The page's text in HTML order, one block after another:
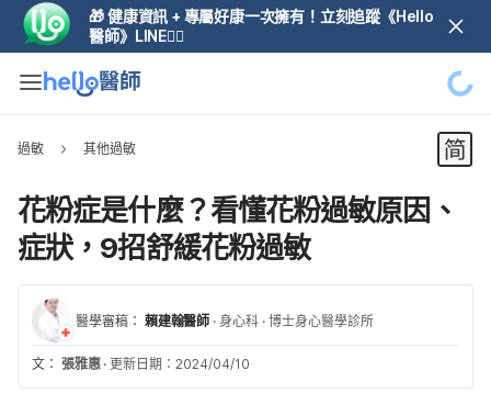
🎁 健康資訊 + 專屬好康一次擁有！立刻追蹤《Hello
醫師》LINE👆🏼
過敏 其他過敏
花粉症是什麼？看懂花粉過敏原因、
症狀，9招舒緩花粉過敏
醫學審稿： 賴建翰醫師 · 身心科 · 博士身心醫學診所
文： 張雅惠 · 更新日期：2024/04/10